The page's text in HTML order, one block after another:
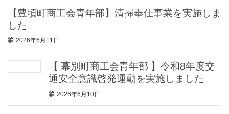
【豊頃町商工会青年部】清掃奉仕事業を実施しま
した
2026年6月11日
【 幕別町商工会青年部 】令和8年度交
通安全意識啓発運動を実施しました
2026年6月10日